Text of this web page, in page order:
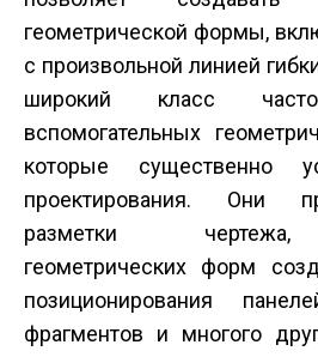
геометрической формы,
с произвольной линией
широкий класс
вспомогательных
которые существенно
проектирования. Они
разметки чертежа,
геометрических форм
позиционирования
фрагментов и многого